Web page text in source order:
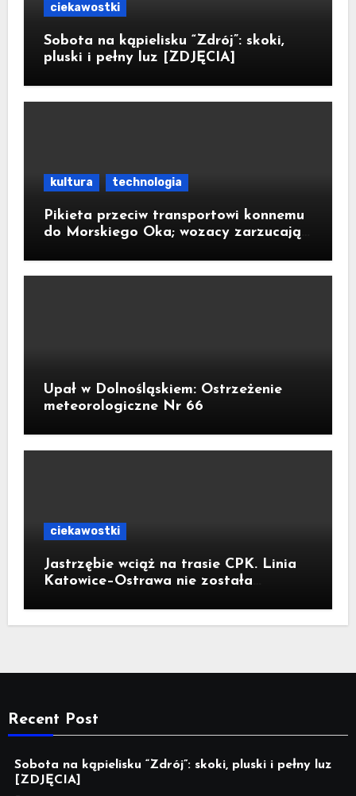
ciekawostki
Sobota na kąpielisku “Zdrój”: skoki,
pluski i pełny luz [ZDJĘCIA]
kultura technologia
Pikieta przeciw transportowi konnemu
do Morskiego Oka; wozacy zarzucają
Upał w Dolnośląskiem: Ostrzeżenie
meteorologiczne Nr 66
ciekawostki
Jastrzębie wciąż na trasie CPK. Linia
Katowice–Ostrawa nie została
Recent Post
Sobota na kąpielisku “Zdrój”: skoki, pluski i pełny luz
[ZDJĘCIA]